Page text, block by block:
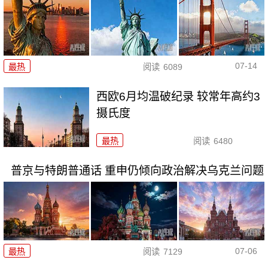
最热 阅读 6089 07-14
西欧6月均温破纪录 较常年高约3
摄氏度
最热 阅读 6480
普京与特朗普通话 重申仍倾向政治解决乌克兰问题
最热 阅读 7129 07-06